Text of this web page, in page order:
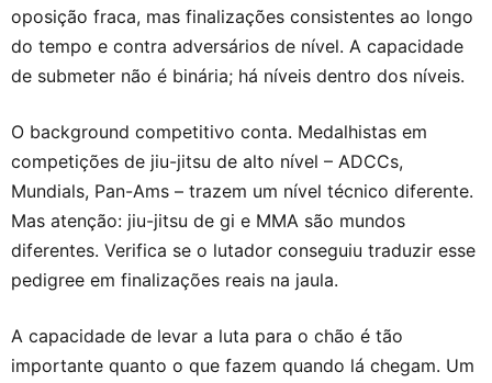
oposição fraca, mas finalizações consistentes ao longo
do tempo e contra adversários de nível. A capacidade
de submeter não é binária; há níveis dentro dos níveis.
O background competitivo conta. Medalhistas em
competições de jiu-jitsu de alto nível – ADCCs,
Mundials, Pan-Ams – trazem um nível técnico diferente.
Mas atenção: jiu-jitsu de gi e MMA são mundos
diferentes. Verifica se o lutador conseguiu traduzir esse
pedigree em finalizações reais na jaula.
A capacidade de levar a luta para o chão é tão
importante quanto o que fazem quando lá chegam. Um